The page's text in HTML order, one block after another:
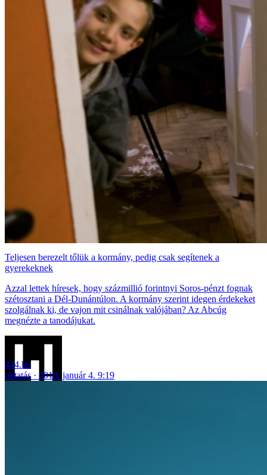
Teljesen berezelt tőlük a kormány, pedig csak segítenek a
gyerekeknek
Azzal lettek híresek, hogy százmillió forintnyi Soros-pénzt fognak
szétosztani a Dél-Dunántúlon. A kormány szerint idegen érdekeket
szolgálnak ki, de vajon mit csinálnak valójában? Az Abcúg
megnézte a tanodájukat.
444.hu
oktatás
2018. január 4. 9:19